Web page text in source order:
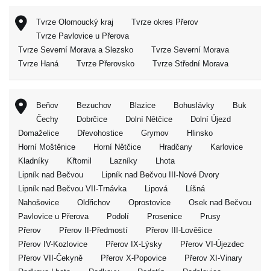
Tvrze Olomoucký kraj
Tvrze okres Přerov
Tvrze Pavlovice u Přerova
Tvrze Severní Morava a Slezsko
Tvrze Severní Morava
Tvrze Haná
Tvrze Přerovsko Tvrze Střední Morava
Beňov Bezuchov Blazice Bohuslávky
Buk
Čechy
Dobrčice Dolní Nětčice
Dolní Újezd
Domaželice
Dřevohostice Grymov
Hlinsko
Horní Moštěnice
Horní Nětčice Hradčany
Karlovice
Kladníky
Křtomil Lazníky
Lhota
Lipník nad Bečvou
Lipník nad Bečvou III-Nové Dvory
Lipník nad Bečvou VII-Trnávka
Lipová
Líšná
Nahošovice
Oldřichov Oprostovice
Osek nad Bečvou
Pavlovice u Přerova
Podolí Prosenice
Prusy
Přerov
Přerov II-Předmostí
Přerov III-Lověšice
Přerov IV-Kozlovice
Přerov IX-Lýsky
Přerov VI-Újezdec
Přerov VII-Čekyně
Přerov X-Popovice
Přerov XI-Vinary